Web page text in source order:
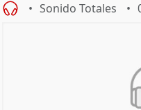
Sonido Totales